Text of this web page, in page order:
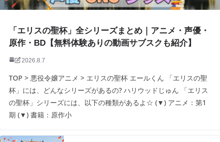
「エリスの聖杯」全シリーズまとめ｜アニメ・声優・
原作・BD【無料体験ありの動画サブスクも紹介】
2026.8.7
TOP > 悪役令嬢アニメ > エリスの聖杯 エールくん 「エリスの聖
杯」には、どんなシリーズがあるの? ハリウッドじゅん 「エリス
の聖杯」シリーズには、以下の種類があるよ☆ (▼) アニメ：第1
期 (▼) 書籍：原作小